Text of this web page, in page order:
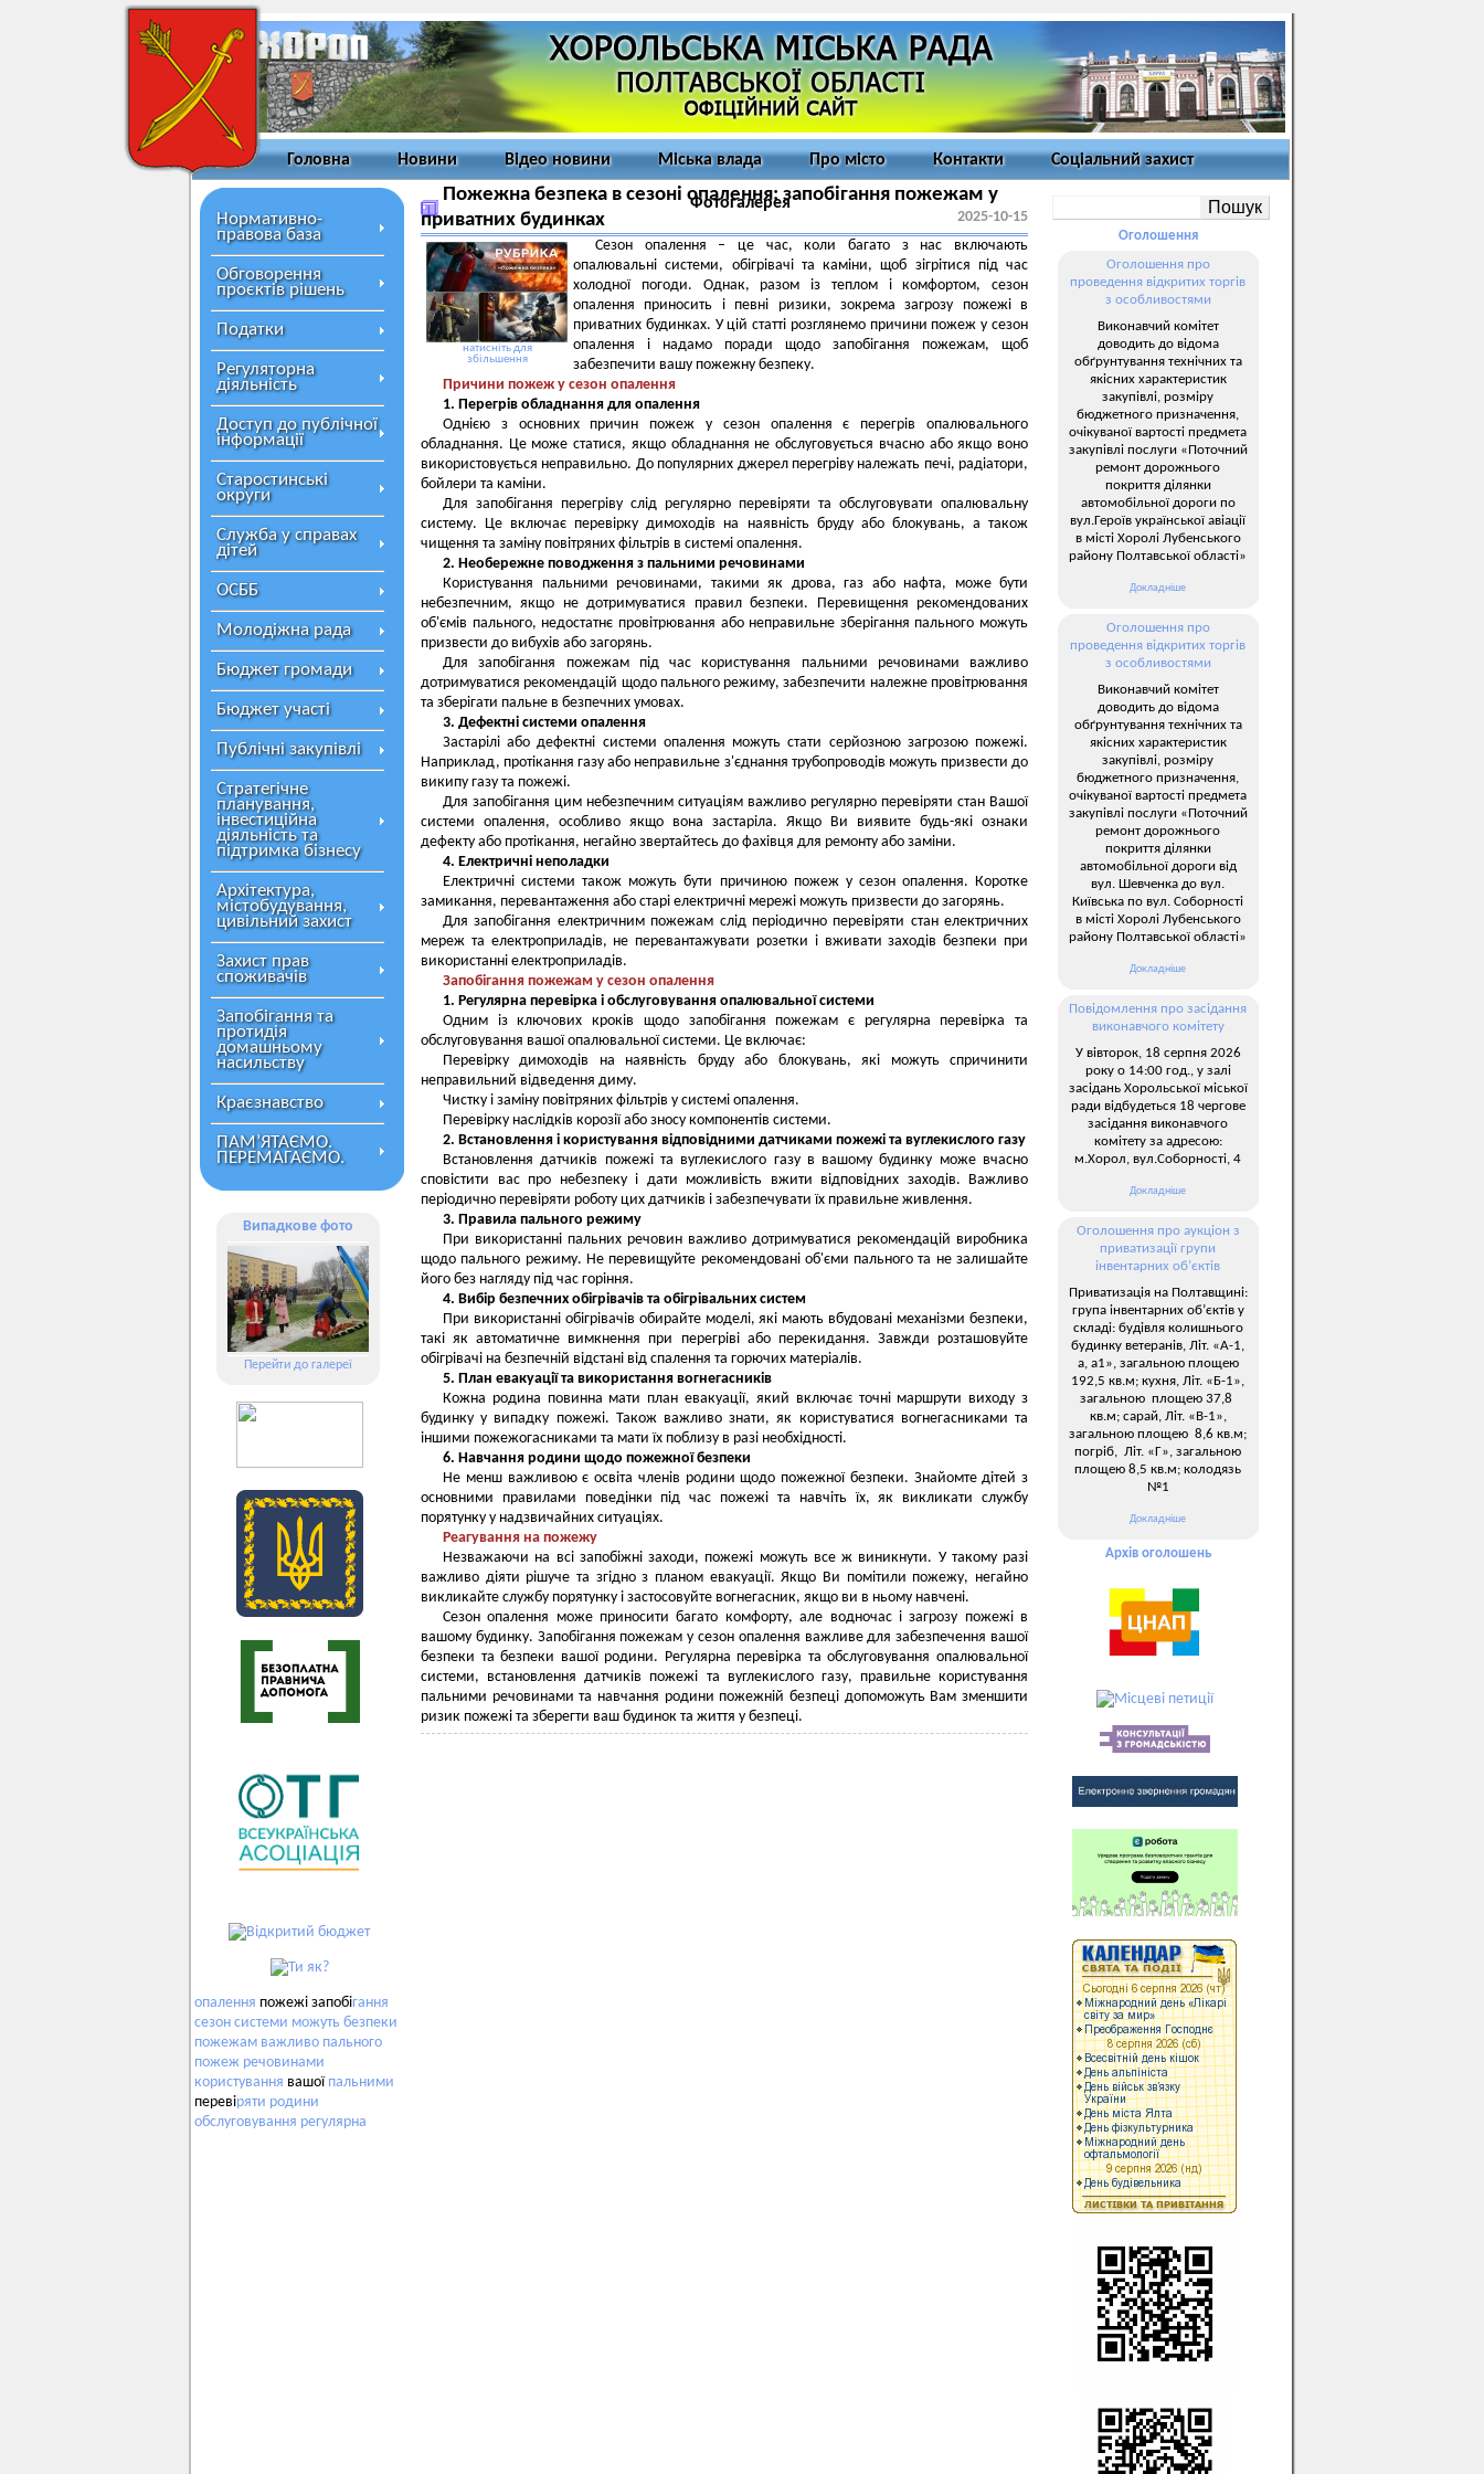
Головна Новини Відео новини Міська влада Про місто Контакти Соціальний захист
Фотогалерея
Нормативно-
правова база
Обговорення
проєктів рішень
Податки
Регуляторна
діяльність
Доступ до публічної
інформації
Старостинські
округи
Служба у справах
дітей
ОСББ
Молодіжна рада
Бюджет громади
Бюджет участі
Публічні закупівлі
Стратегічне
планування,
інвестиційна
діяльність та
підтримка бізнесу
Архітектура,
містобудування,
цивільний захист
Захист прав
споживачів
Запобігання та
протидія
домашньому
насильству
Краєзнавство
ПАМ’ЯТАЄМО.
ПЕРЕМАГАЄМО.
Випадкове фото
Перейти до галереї
опалення пожежі запобігання
сезон системи можуть безпеки
пожежам важливо пального
пожеж речовинами
користування вашої пальними
перевіряти родини
обслуговування регулярна
Пожежна безпека в сезоні опалення: запобігання пожежам у
приватних будинках
2025-10-15
натисніть для
збільшення
Сезон опалення – це час, коли багато з нас включають
опалювальні системи, обігрівачі та каміни, щоб зігрітися під час
холодної погоди. Однак, разом із теплом і комфортом, сезон
опалення приносить і певні ризики, зокрема загрозу пожежі в
приватних будинках. У цій статті розглянемо причини пожеж у сезон
опалення і надамо поради щодо запобігання пожежам, щоб
забезпечити вашу пожежну безпеку.
Причини пожеж у сезон опалення
1. Перегрів обладнання для опалення
Однією з основних причин пожеж у сезон опалення є перегрів опалювального
обладнання. Це може статися, якщо обладнання не обслуговується вчасно або якщо воно
використовується неправильно. До популярних джерел перегріву належать печі, радіатори,
бойлери та каміни.
Для запобігання перегріву слід регулярно перевіряти та обслуговувати опалювальну
систему. Це включає перевірку димоходів на наявність бруду або блокувань, а також
чищення та заміну повітряних фільтрів в системі опалення.
2. Необережне поводження з пальними речовинами
Користування пальними речовинами, такими як дрова, газ або нафта, може бути
небезпечним, якщо не дотримуватися правил безпеки. Перевищення рекомендованих
об'ємів пального, недостатнє провітрювання або неправильне зберігання пального можуть
призвести до вибухів або загорянь.
Для запобігання пожежам під час користування пальними речовинами важливо
дотримуватися рекомендацій щодо пального режиму, забезпечити належне провітрювання
та зберігати пальне в безпечних умовах.
3. Дефектні системи опалення
Застарілі або дефектні системи опалення можуть стати серйозною загрозою пожежі.
Наприклад, протікання газу або неправильне з'єднання трубопроводів можуть призвести до
википу газу та пожежі.
Для запобігання цим небезпечним ситуаціям важливо регулярно перевіряти стан Вашої
системи опалення, особливо якщо вона застаріла. Якщо Ви виявите будь-які ознаки
дефекту або протікання, негайно звертайтесь до фахівця для ремонту або заміни.
4. Електричні неполадки
Електричні системи також можуть бути причиною пожеж у сезон опалення. Коротке
замикання, перевантаження або старі електричні мережі можуть призвести до загорянь.
Для запобігання електричним пожежам слід періодично перевіряти стан електричних
мереж та електроприладів, не перевантажувати розетки і вживати заходів безпеки при
використанні електроприладів.
Запобігання пожежам у сезон опалення
1. Регулярна перевірка і обслуговування опалювальної системи
Одним із ключових кроків щодо запобігання пожежам є регулярна перевірка та
обслуговування вашої опалювальної системи. Це включає:
Перевірку димоходів на наявність бруду або блокувань, які можуть спричинити
неправильний відведення диму.
Чистку і заміну повітряних фільтрів у системі опалення.
Перевірку наслідків корозії або зносу компонентів системи.
2. Встановлення і користування відповідними датчиками пожежі та вуглекислого газу
Встановлення датчиків пожежі та вуглекислого газу в вашому будинку може вчасно
сповістити вас про небезпеку і дати можливість вжити відповідних заходів. Важливо
періодично перевіряти роботу цих датчиків і забезпечувати їх правильне живлення.
3. Правила пального режиму
При використанні пальних речовин важливо дотримуватися рекомендацій виробника
щодо пального режиму. Не перевищуйте рекомендовані об'єми пального та не залишайте
його без нагляду під час горіння.
4. Вибір безпечних обігрівачів та обігрівальних систем
При використанні обігрівачів обирайте моделі, які мають вбудовані механізми безпеки,
такі як автоматичне вимкнення при перегріві або перекидання. Завжди розташовуйте
обігрівачі на безпечній відстані від спалення та горючих матеріалів.
5. План евакуації та використання вогнегасників
Кожна родина повинна мати план евакуації, який включає точні маршрути виходу з
будинку у випадку пожежі. Також важливо знати, як користуватися вогнегасниками та
іншими пожежогасниками та мати їх поблизу в разі необхідності.
6. Навчання родини щодо пожежної безпеки
Не менш важливою є освіта членів родини щодо пожежної безпеки. Знайомте дітей з
основними правилами поведінки під час пожежі та навчіть їх, як викликати службу
порятунку у надзвичайних ситуаціях.
Реагування на пожежу
Незважаючи на всі запобіжні заходи, пожежі можуть все ж виникнути. У такому разі
важливо діяти рішуче та згідно з планом евакуації. Якщо Ви помітили пожежу, негайно
викликайте службу порятунку і застосовуйте вогнегасник, якщо ви в ньому навчені.
Сезон опалення може приносити багато комфорту, але водночас і загрозу пожежі в
вашому будинку. Запобігання пожежам у сезон опалення важливе для забезпечення вашої
безпеки та безпеки вашої родини. Регулярна перевірка та обслуговування опалювальної
системи, встановлення датчиків пожежі та вуглекислого газу, правильне користування
пальними речовинами та навчання родини пожежній безпеці допоможуть Вам зменшити
ризик пожежі та зберегти ваш будинок та життя у безпеці.
Оголошення
Оголошення про
проведення відкритих торгів
з особливостями
Виконавчий комітет
доводить до відома
обґрунтування технічних та
якісних характеристик
закупівлі, розміру
бюджетного призначення,
очікуваної вартості предмета
закупівлі послуги «Поточний
ремонт дорожнього
покриття ділянки
автомобільної дороги по
вул.Героїв української авіації
в місті Хоролі Лубенського
району Полтавської області»
Докладніше
Оголошення про
проведення відкритих торгів
з особливостями
Виконавчий комітет
доводить до відома
обґрунтування технічних та
якісних характеристик
закупівлі, розміру
бюджетного призначення,
очікуваної вартості предмета
закупівлі послуги «Поточний
ремонт дорожнього
покриття ділянки
автомобільної дороги від
вул. Шевченка до вул.
Київська по вул. Соборності
в місті Хоролі Лубенського
району Полтавської області»
Докладніше
Повідомлення про засідання
виконавчого комітету
У вівторок, 18 серпня 2026
року о 14:00 год., у залі
засідань Хорольської міської
ради відбудеться 18 чергове
засідання виконавчого
комітету за адресою:
м.Хорол, вул.Соборності, 4
Докладніше
Оголошення про аукціон з
приватизації групи
інвентарних об’єктів
Приватизація на Полтавщині:
група інвентарних об’єктів у
складі: будівля колишнього
будинку ветеранів, Літ. «А-1,
а, а1», загальною площею
192,5 кв.м; кухня, Літ. «Б-1»,
загальною площею 37,8
кв.м; сарай, Літ. «В-1»,
загальною площею 8,6 кв.м;
погріб, Літ. «Г», загальною
площею 8,5 кв.м; колодязь
№1
Докладніше
Архів оголошень